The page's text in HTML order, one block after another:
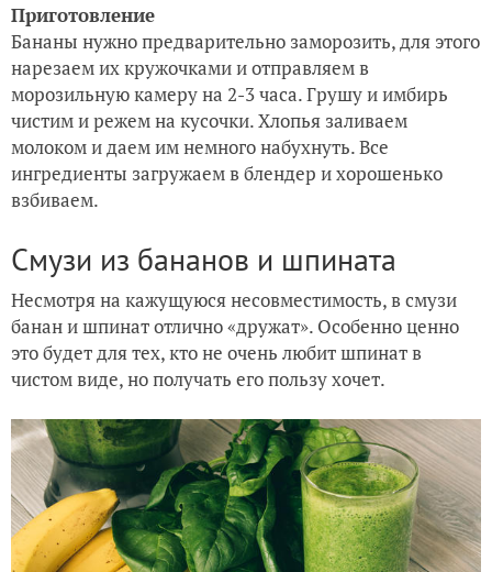
Приготовление
Бананы нужно предварительно заморозить, для этого
нарезаем их кружочками и отправляем в
морозильную камеру на 2-3 часа. Грушу и имбирь
чистим и режем на кусочки. Хлопья заливаем
молоком и даем им немного набухнуть. Все
ингредиенты загружаем в блендер и хорошенько
взбиваем.
Смузи из бананов и шпината
Несмотря на кажущуюся несовместимость, в смузи
банан и шпинат отлично «дружат». Особенно ценно
это будет для тех, кто не очень любит шпинат в
чистом виде, но получать его пользу хочет.